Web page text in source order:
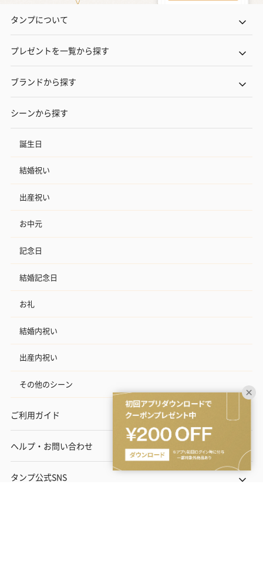
タンプについて
プレゼントを一覧から探す
ブランドから探す
シーンから探す
誕生日
結婚祝い
出産祝い
お中元
記念日
結婚記念日
お礼
結婚内祝い
出産内祝い
その他のシーン
ご利用ガイド
ヘルプ・お問い合わせ
タンプ公式SNS